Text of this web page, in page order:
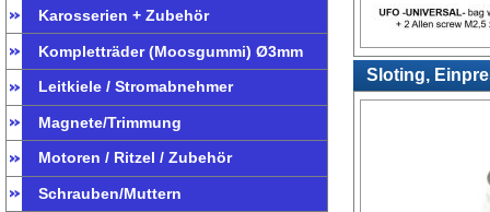
Karosserien + Zubehör
Kompletträder (Moosgummi) Ø3mm
Leitkiele / Stromabnehmer
Magnete/Trimmung
Motoren / Ritzel / Zubehör
Schrauben/Muttern
Sloting,